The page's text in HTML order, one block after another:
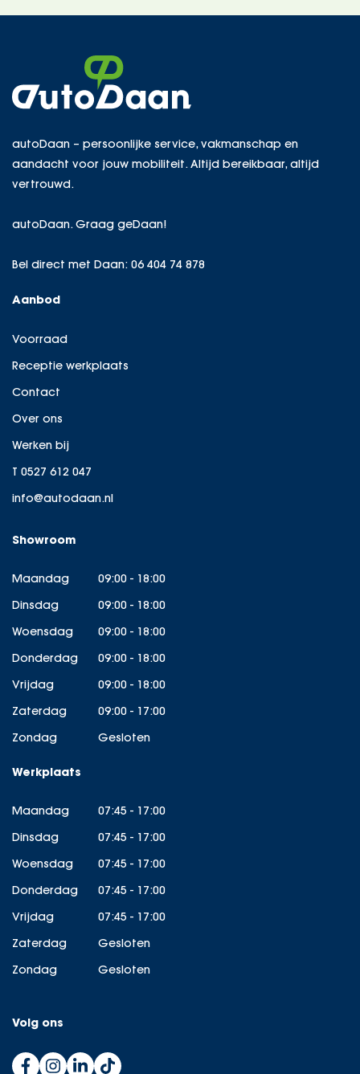
autoDaan – persoonlijke service, vakmanschap en
aandacht voor jouw mobiliteit. Altijd bereikbaar, altijd
vertrouwd.
autoDaan. Graag geDaan!
Bel direct met Daan: 06 404 74 878
Aanbod
Voorraad
Receptie werkplaats
Contact
Over ons
Werken bij
T 0527 612 047
info@autodaan.nl
Showroom
Maandag
09:00 - 18:00
Dinsdag
09:00 - 18:00
Woensdag
09:00 - 18:00
Donderdag
09:00 - 18:00
Vrijdag
09:00 - 18:00
Zaterdag
09:00 - 17:00
Zondag
Gesloten
Werkplaats
Maandag
07:45 - 17:00
Dinsdag
07:45 - 17:00
Woensdag
07:45 - 17:00
Donderdag
07:45 - 17:00
Vrijdag
07:45 - 17:00
Zaterdag
Gesloten
Zondag
Gesloten
Volg ons